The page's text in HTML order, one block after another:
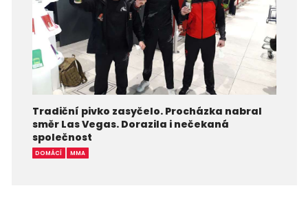
Tradiční pivko zasyčelo. Procházka nabral
směr Las Vegas. Dorazila i nečekaná
společnost
DOMÁCÍ MMA